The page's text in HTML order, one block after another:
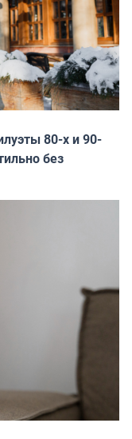
80-х и 90-
без